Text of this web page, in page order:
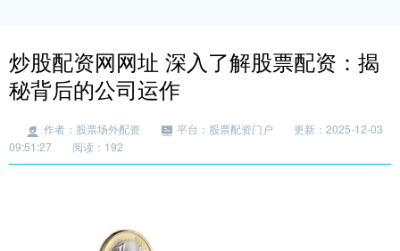
炒股配资网网址 深入了解股票配资：揭
秘背后的公司运作
作者：股票场外配资 平台：股票配资门户
更新：2025-12-03
09:51:27
阅读：192